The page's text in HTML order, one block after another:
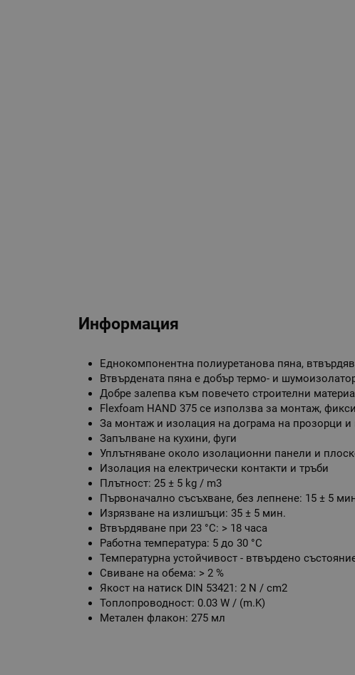
Информация
Eднокомпонентна полиуретанова пяна,
Втвърдената пяна е добър термо- и
Добре залепва към повечето строителни
Flexfoam HAND 375 се използва за монтаж,
За монтаж и изолация на дограма на прозорци и
Запълване на кухини, фуги
Уплътняване около изолационни панели и
Изолация на електрически контакти и тръби
Плътност: 25 ± 5 kg / m3
Първоначално съсъхване, без лепнене: 15 ± 5
Изрязване на излишъци: 35 ± 5 мин.
Втвърдяване при 23 °С: > 18 часа
Работна температура: 5 до 30 °С
Температурна устойчивост - втвърдено
Свиване на обема: > 2 %
Якост на натиск DIN 53421: 2 N / cm2
Топлопроводност: 0.03 W / (m.K)
Метален флакон: 275 мл